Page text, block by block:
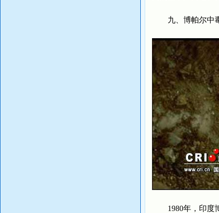
九、博帕尔中毒
1980年，印度博